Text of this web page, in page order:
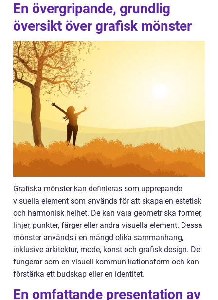
En övergripande, grundlig
översikt över grafisk mönster
Grafiska mönster kan definieras som upprepande
visuella element som används för att skapa en estetisk
och harmonisk helhet. De kan vara geometriska former,
linjer, punkter, färger eller andra visuella element. Dessa
mönster används i en mängd olika sammanhang,
inklusive arkitektur, mode, konst och grafisk design. De
fungerar som en visuell kommunikationsform och kan
förstärka ett budskap eller en identitet.
En omfattande presentation av